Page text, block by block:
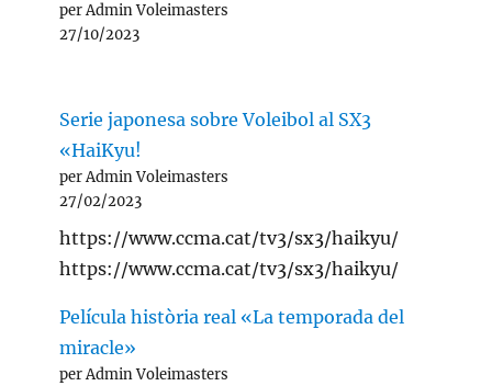
per Admin Voleimasters
27/10/2023
Serie japonesa sobre Voleibol al SX3
«HaiKyu!
per Admin Voleimasters
27/02/2023
https://www.ccma.cat/tv3/sx3/haikyu/
https://www.ccma.cat/tv3/sx3/haikyu/
Película història real «La temporada del
miracle»
per Admin Voleimasters